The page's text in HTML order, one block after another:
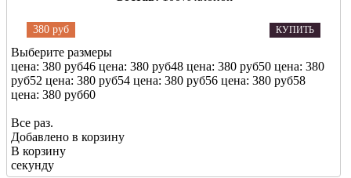
380 руб КУПИТЬ
Выберите размеры
цена: 380 руб46 цена: 380 руб48 цена: 380 руб50 цена: 380
руб52 цена: 380 руб54 цена: 380 руб56 цена: 380 руб58
цена: 380 руб60
Все раз.
Добавлено в корзину
В корзину
секунду